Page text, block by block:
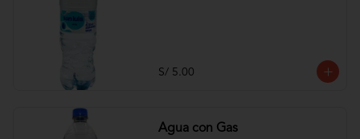
S/ 5.00
Agua con Gas